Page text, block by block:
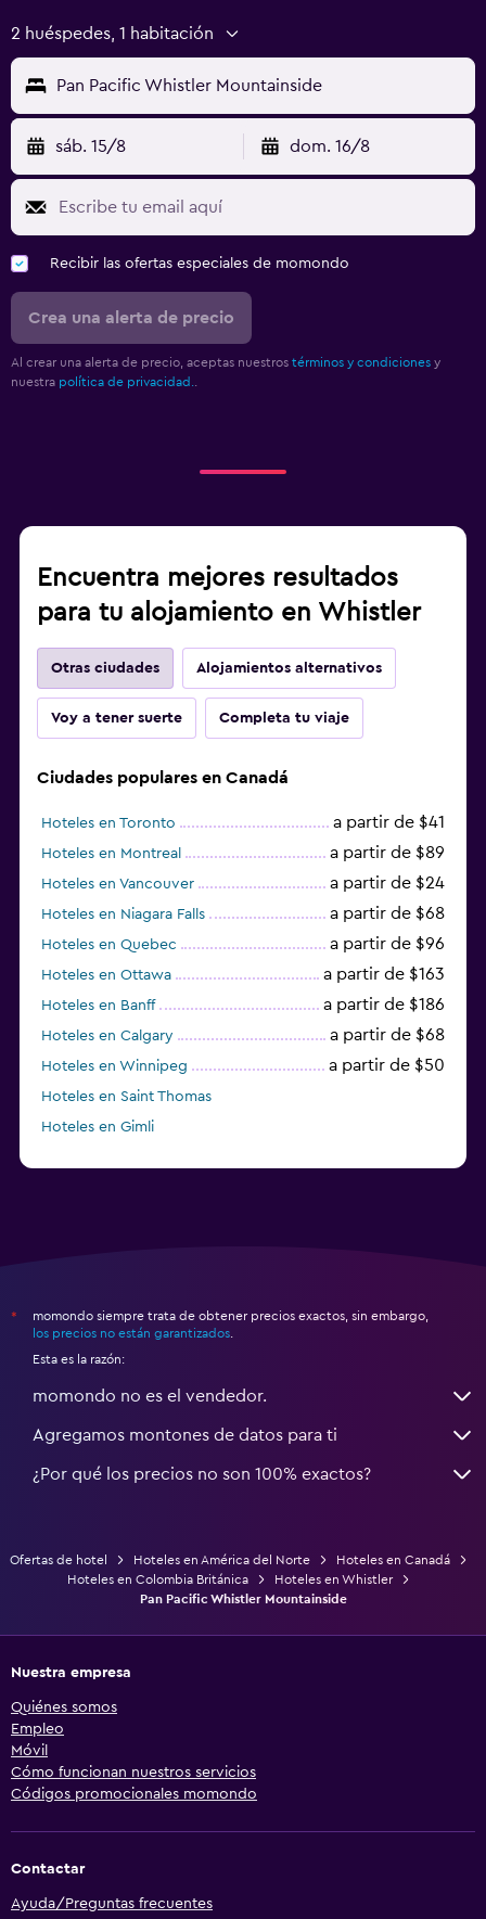
TV
Aire libre
Muebles de exterior
Terraza/patio
Sillas de playa
Terraza
Lavandería
Servicio de planchado
Servicios de lavandería/tintorería
Sofá cama
Gimnasio
Gimnasio
Gimnasio
Zona de trabajo
Fax/fotocopiadora
Ideal para familias
Cuna/cama nido disponibles
2 huéspedes, 1 habitación
Pan Pacific Whistler Mountainside
sáb. 15/8 dom. 16/8
Recibir las ofertas especiales de momondo
Crea una alerta de precio
Al crear una alerta de precio, aceptas nuestros términos y condiciones y
nuestra política de privacidad.
Encuentra mejores resultados
para tu alojamiento en Whistler
Otras ciudades Alojamientos alternativos
Voy a tener suerte Completa tu viaje
Ciudades populares en Canadá
Hoteles en Toronto a partir de $41
Hoteles en Montreal a partir de $89
Hoteles en Vancouver a partir de $24
Hoteles en Niagara Falls a partir de $68
Hoteles en Quebec a partir de $96
Hoteles en Ottawa a partir de $163
Hoteles en Banff a partir de $186
Hoteles en Calgary a partir de $68
Hoteles en Winnipeg a partir de $50
Hoteles en Saint Thomas
Hoteles en Gimli
*
momondo siempre trata de obtener precios exactos, sin embargo,
los precios no están garantizados
Esta es la razón:
momondo no es el vendedor.
Agregamos montones de datos para ti
¿Por qué los precios no son 100% exactos?
Ofertas de hotel Hoteles en América del Norte
Hoteles en Canadá
Hoteles en Colombia Británica
Hoteles en Whistler
Pan Pacific Whistler Mountainside
Nuestra empresa
Quiénes somos
Empleo
Móvil
Cómo funcionan nuestros servicios
Códigos promocionales momondo
Contactar
Ayuda/Preguntas frecuentes